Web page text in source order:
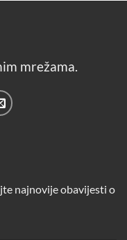
mrežama.
najnovije obavijesti o